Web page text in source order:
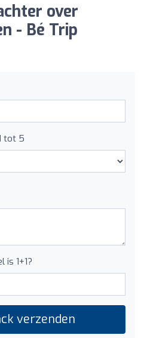
over
- Bé Trip
tot 5
is 1+1?
verzenden